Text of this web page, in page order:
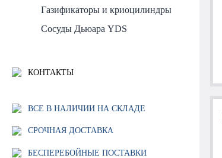
Газификаторы и криоцилиндры
Сосуды Дьюара YDS
КОНТАКТЫ
ВСЕ В НАЛИЧИИ НА СКЛАДЕ
СРОЧНАЯ ДОСТАВКА
БЕСПЕРЕБОЙНЫЕ ПОСТАВКИ